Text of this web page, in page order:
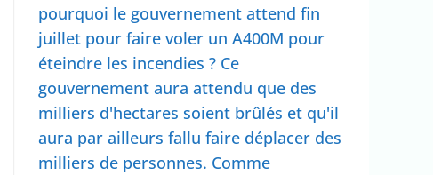
pourquoi le gouvernement attend fin
juillet pour faire voler un A400M pour
éteindre les incendies ? Ce
gouvernement aura attendu que des
milliers d'hectares soient brûlés et qu'il
aura par ailleurs fallu faire déplacer des
milliers de personnes. Comme